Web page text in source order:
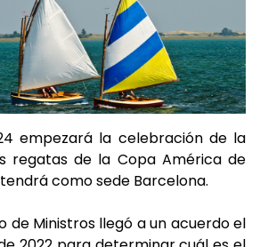
empezará la celebración de la
regatas de la Copa América de
como sede Barcelona.
de Ministros llegó a un acuerdo el